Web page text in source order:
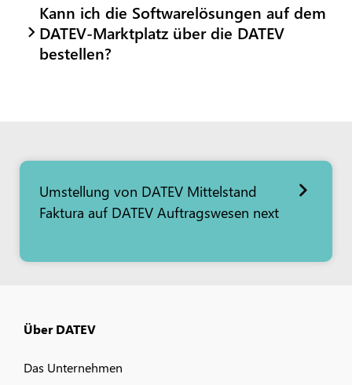
Kann ich die Softwarelösungen auf dem
DATEV-Marktplatz über die DATEV
bestellen?
Umstellung von DATEV Mittelstand
Faktura auf DATEV Auftragswesen next
Über DATEV
Das Unternehmen